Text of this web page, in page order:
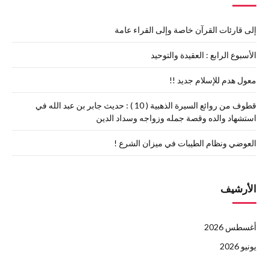
إلى قارئات القرآن خاصة وإلى القراء عامة
الأسبوع الرابع : العقيدة والتوحيد
معول هدم للإسلام جديد !!
قطوف من روائع السيرة الذهبية ( 10 ) : حديث جابر بن عبد الله في
استشهاد والده وقصة جمله وزواجه وسداد الدين
العوضي ونظام الطيبات في ميزان الشرع !
الأرشيف
أغسطس 2026
يونيو 2026